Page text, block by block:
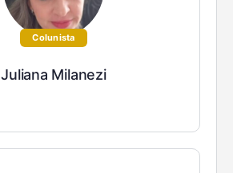
Colunista
Juliana Milanezi